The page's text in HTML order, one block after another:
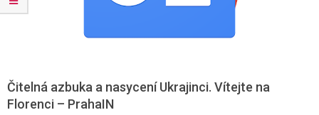
Čitelná azbuka a nasycení Ukrajinci. Vítejte na
Florenci – PrahaIN